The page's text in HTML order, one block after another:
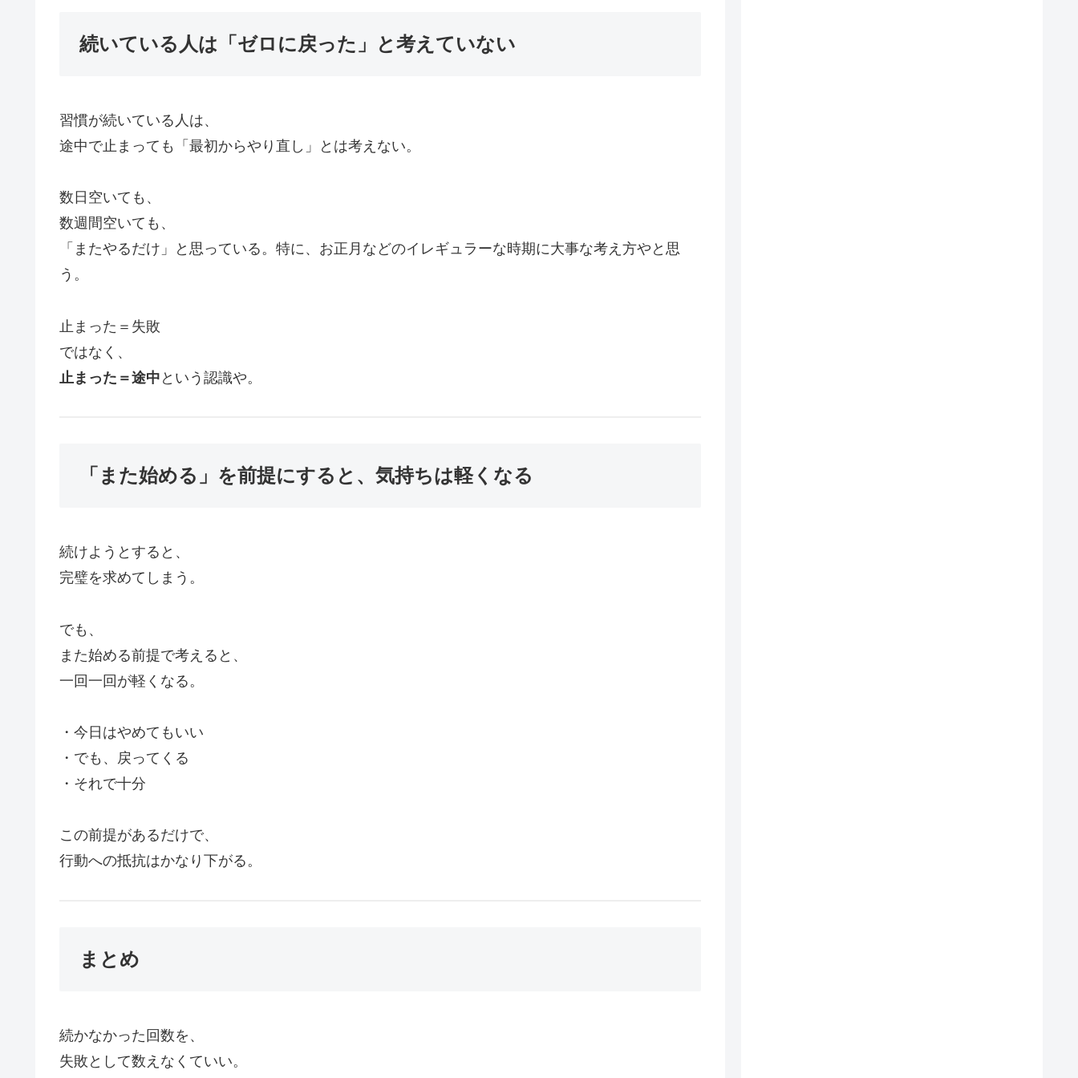
続いている人は「ゼロに戻った」と考えていない
習慣が続いている人は、
途中で止まっても「最初からやり直し」とは考えない。
数日空いても、
数週間空いても、
「またやるだけ」と思っている。特に、お正月などのイレギュラーな時期に大事な考え方やと思
う。
止まった＝失敗
ではなく、
止まった＝途中 という認識や。
「また始める」を前提にすると、気持ちは軽くなる
続けようとすると、
完璧を求めてしまう。
でも、
また始める前提で考えると、
一回一回が軽くなる。
・今日はやめてもいい
・でも、戻ってくる
・それで十分
この前提があるだけで、
行動への抵抗はかなり下がる。
まとめ
続かなかった回数を、
失敗として数えなくていい。